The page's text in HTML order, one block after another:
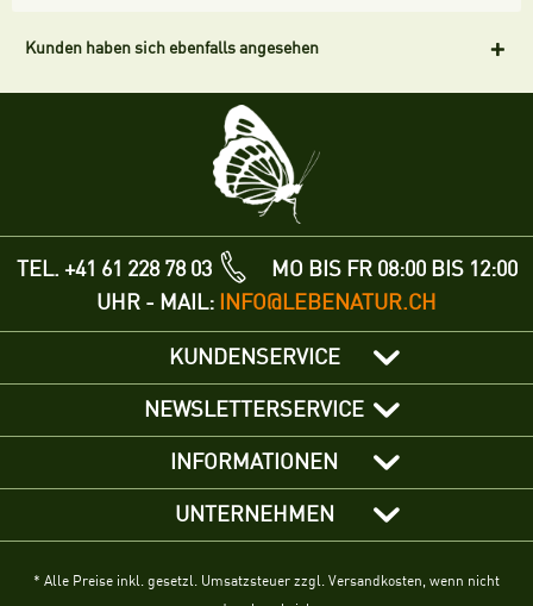
Kunden haben sich ebenfalls angesehen
TEL. +41 61 228 78 03
MO BIS FR 08:00 BIS 12:00
UHR - MAIL: INFO@LEBENATUR.CH
KUNDENSERVICE
NEWSLETTERSERVICE
INFORMATIONEN
UNTERNEHMEN
* Alle Preise inkl. gesetzl. Umsatzsteuer zzgl. Versandkosten, wenn nicht